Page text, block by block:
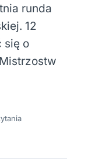
runda
12
się o